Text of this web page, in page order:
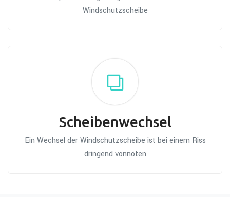
Windschutzscheibe
Scheibenwechsel
Ein Wechsel der Windschutzscheibe ist bei einem Riss
dringend vonnöten